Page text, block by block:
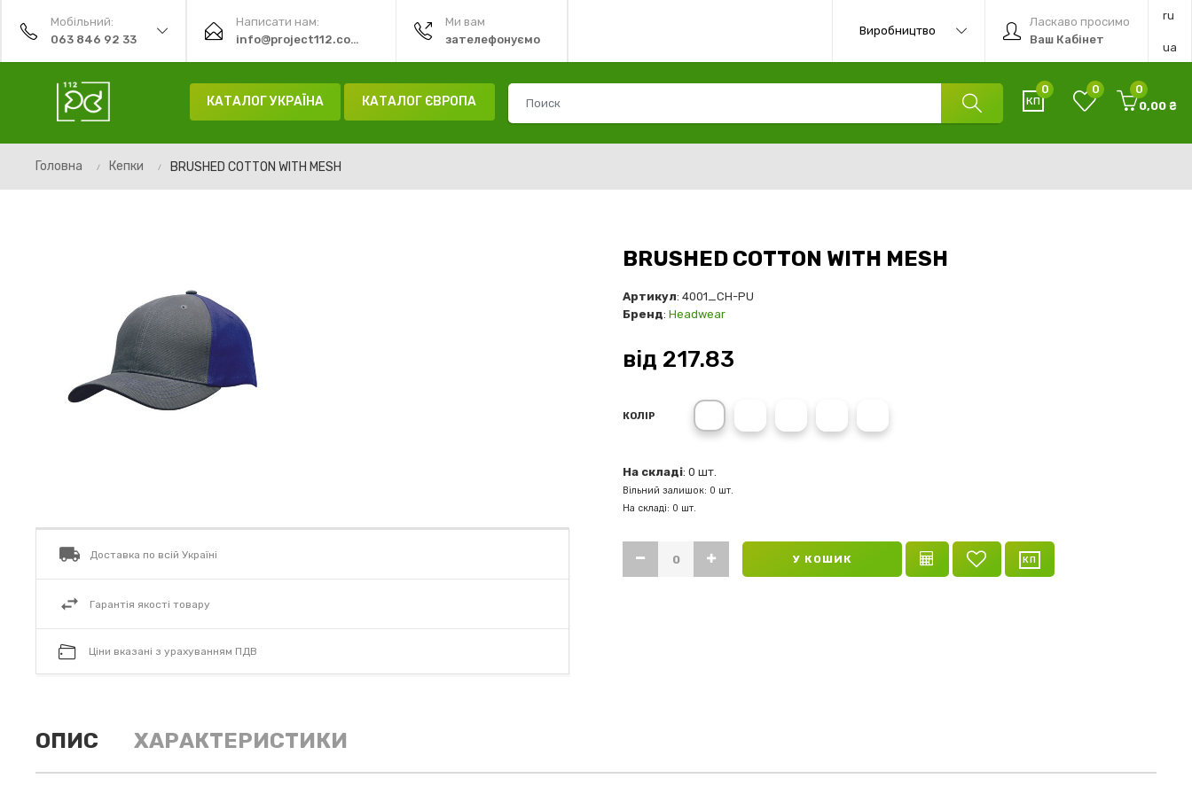
Мобільний:
063 846 92 33
Написати нам:
info@project112.com.ua
Ми вам
зателефонуємо
ru
ua
Ласкаво просимо
Ваш Кабінет
Виробництво
КАТАЛОГ УКРАЇНА КАТАЛОГ ЄВРОПА
0 0
0
0,00 ₴
Головна Кепки BRUSHED COTTON WITH MESH
Доставка по всій Україні
Гарантія якості товару
Ціни вказані з урахуванням ПДВ
BRUSHED COTTON WITH MESH
Артикул: 4001_CH-PU
Бренд: Headwear
від 217.83
КОЛІР
Charcoal Purple
На складі: 0 шт.
Вільний залишок: 0 шт.
На складі: 0 шт.
У КОШИК
ОПИС ХАРАКТЕРИСТИКИ